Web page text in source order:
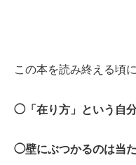
この本を読み終える頃
◯「在り方」という自
◯壁にぶつかるのは当